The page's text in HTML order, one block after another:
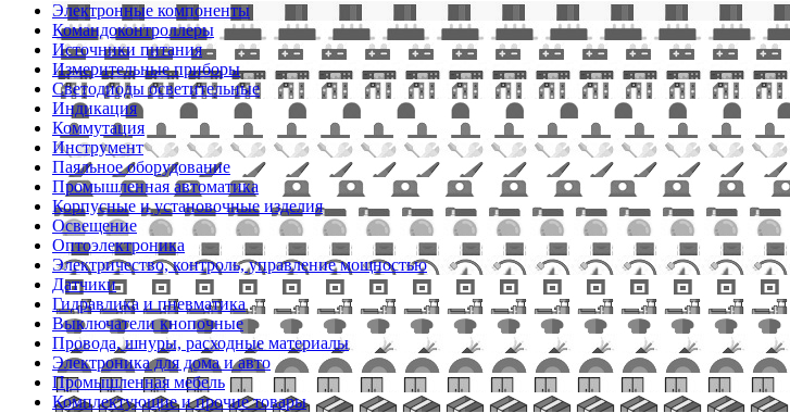
Электронные компоненты
Командоконтроллеры
Источники питания
Измерительные приборы
Светодиоды осветительные
Индикация
Коммутация
Инструмент
Паяльное оборудование
Промышленная автоматика
Корпусные и установочные изделия
Освещение
Оптоэлектроника
Электричество, контроль, управление мощностью
Датчики
Гидравлика и пневматика
Выключатели кнопочные
Провода, шнуры, расходные материалы
Электроника для дома и авто
Промышленная мебель
Комплектующие и прочие товары